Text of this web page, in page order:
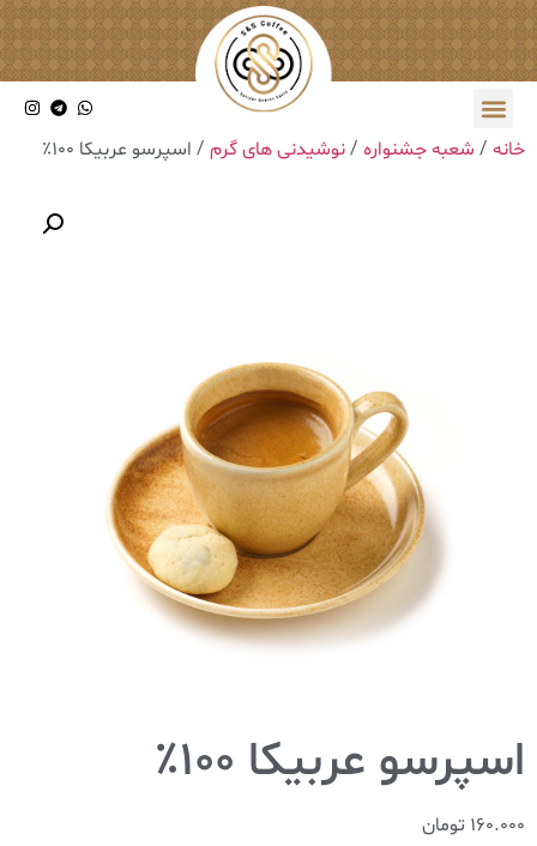
خانه / شعبه جشنواره /نوشیدنی های گرم / اسپرسو عربیکا ۱۰۰٪
اسپرسو عربیکا ۱۰۰٪
160.000 تومان